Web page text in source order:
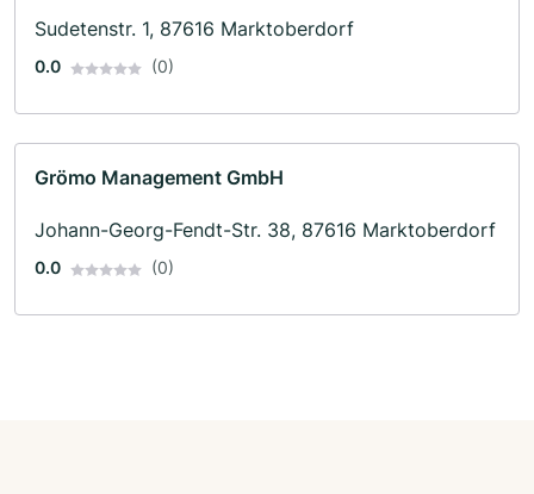
Sudetenstr. 1, 87616 Marktoberdorf
0.0 (0)
Grömo Management GmbH
Johann-Georg-Fendt-Str. 38, 87616 Marktoberdorf
0.0 (0)